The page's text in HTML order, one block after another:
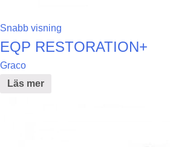
Snabb visning
EQP RESTORATION+
Graco
Läs mer